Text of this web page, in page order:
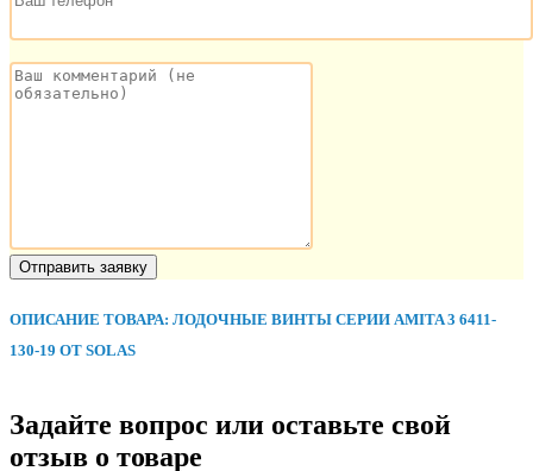
ОПИСАНИЕ ТОВАРА: ЛОДОЧНЫЕ ВИНТЫ СЕРИИ AMITA 3 6411-
130-19 ОТ SOLAS
Задайте вопрос или оставьте свой
отзыв о товаре